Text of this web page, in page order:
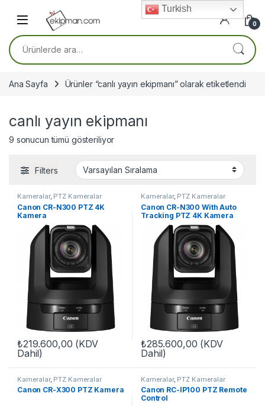
0
Ara:
Ana Sayfa Ürünler “canlı yayın ekipmanı” olarak etiketlendi
canlı yayın ekipmanı
9 sonucun tümü gösteriliyor
Filters
Kameralar, PTZ Kameralar
Canon CR-N300 PTZ 4K
Kamera
₺219.600,00 (KDV
Dahil)
Kameralar, PTZ Kameralar
Canon CR-N300 With Auto
Tracking PTZ 4K Kamera
₺285.600,00 (KDV
Dahil)
Kameralar, PTZ Kameralar
Canon CR-X300 PTZ Kamera
Kameralar, PTZ Kameralar
Canon RC-IP100 PTZ Remote
Control
Turkish